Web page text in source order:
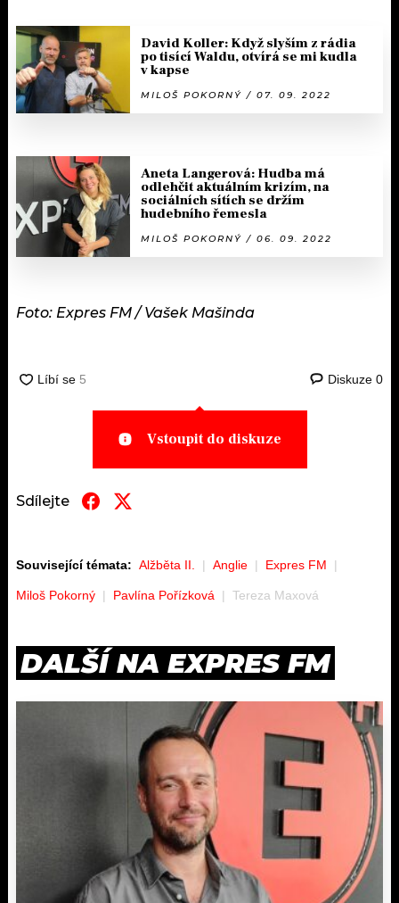
David Koller: Když slyším z rádia
po tisící Waldu, otvírá se mi kudla
v kapse
MILOŠ POKORNÝ / 07. 09. 2022
Aneta Langerová: Hudba má
odlehčit aktuálním krizím, na
sociálních sítích se držím
hudebního řemesla
MILOŠ POKORNÝ / 06. 09. 2022
Foto: Expres FM / Vašek Mašinda
Diskuze 0
Vstoupit do diskuze
Sdílejte
Související témata: Alžběta II. Anglie Expres FM
Miloš Pokorný Pavlína Pořízková Tereza Maxová
DALŠÍ NA EXPRES FM